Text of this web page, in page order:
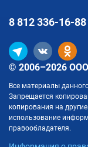
© 2006–2026
Все материалы
Запрещается
копирования на
использование
правообладателя.
8 812336-16-88